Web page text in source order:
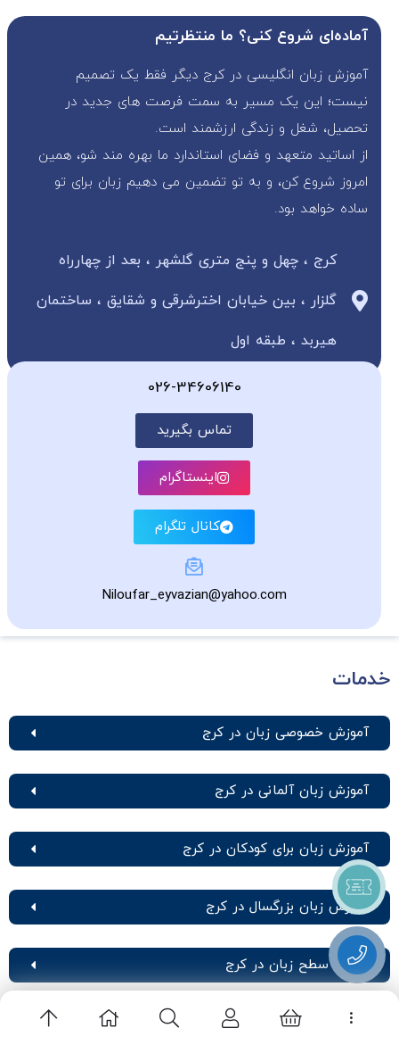
آماده‌ای شروع کنی؟ ما منتظرتیم
آموزش زبان انگلیسی در کرج دیگر فقط یک تصمیم
نیست؛ این یک مسیر به سمت فرصت های جدید در
تحصیل، شغل و زندگی ارزشمند است.
از اساتید متعهد و فضای استاندارد ما بهره مند شو، همین
امروز شروع کن، و به تو تضمین می دهیم زبان برای تو
ساده خواهد بود.
کرج ، چهل و پنج متری گلشهر ، بعد از چهارراه
گلزار ، بین خیابان اخترشرقی و شقایق ، ساختمان
هیربد ، طبقه اول
026-34606140
تماس بگیرید
اینستاگرام
کانال تلگرام
Niloufar_eyvazian@yahoo.com
خدمات
آموزش خصوصی زبان در کرج
آموزش زبان آلمانی در کرج
آموزش زبان برای کودکان در کرج
آموزش زبان بزرگسال در کرج
تعیین سطح زبان در کرج
آمادگی آزمون آیلتس در کرج